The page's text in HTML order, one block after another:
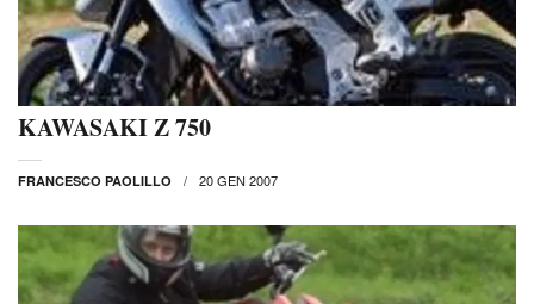
KAWASAKI Z 750
FRANCESCO PAOLILLO 20 GEN 2007